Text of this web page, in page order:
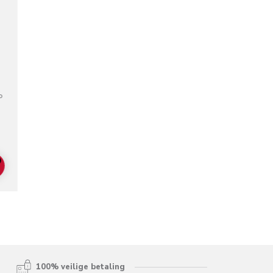
TO CART
100% veilige betaling